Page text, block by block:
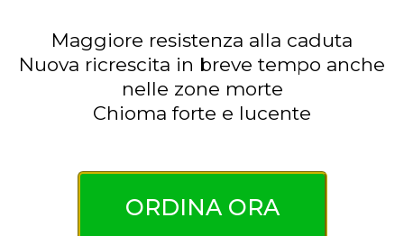
Maggiore resistenza alla caduta
Nuova ricrescita in breve tempo anche
nelle zone morte
Chioma forte e lucente
ORDINA ORA